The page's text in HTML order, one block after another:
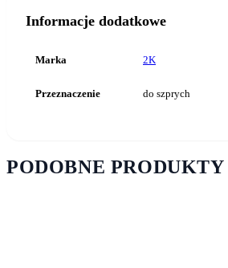
Informacje dodatkowe
Marka 2K
Przeznaczenie do szprych
PODOBNE PRODUKTY